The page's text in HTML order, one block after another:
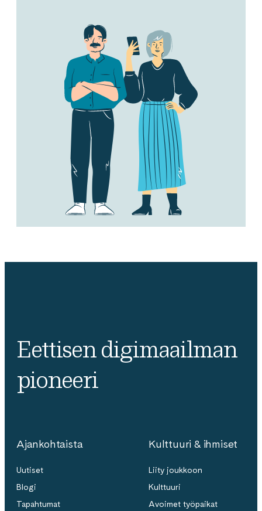
Eettisen digimaailman
pioneeri
Ajankohtaista
Uutiset
Blogi
Tapahtumat
Kulttuuri & ihmiset
Liity joukkoon
Kulttuuri
Avoimet työpaikat